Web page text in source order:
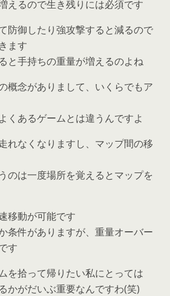
えるので生き残りには必須です
防御したり強攻撃すると減るので
ます
と手持ちの重量が増えるのよね
概念がありまして、いくらでもア
くあるゲームとは違うんですよ
れなくなりますし、マップ間の移
のは一度場所を覚えるとマップを
移動が可能です
条件がありますが、重量オーバー
す
を拾って帰りたい私にとっては
かがだいぶ重要なんですわ(笑)